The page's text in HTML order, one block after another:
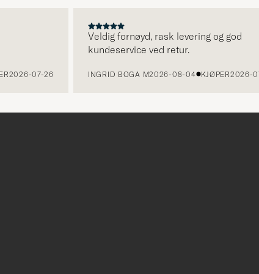
07-26
Veldig fornøyd, rask levering og god
kundeservice ved retur.
INGRID BOGA M2026-08-04 KJØPER2026-07-26